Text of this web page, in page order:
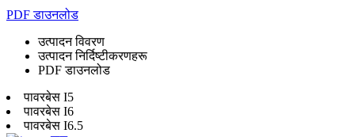
PDF डाउनलोड
उत्पादन विवरण
उत्पादन निर्दिष्टीकरणहरू
PDF डाउनलोड
पावरबेस I5
पावरबेस I6
पावरबेस I6.5